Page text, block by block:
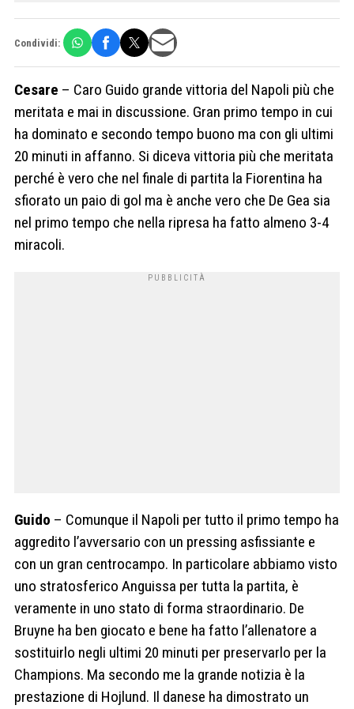
Condividi:
Cesare – Caro Guido grande vittoria del Napoli più che
meritata e mai in discussione. Gran primo tempo in cui
ha dominato e secondo tempo buono ma con gli ultimi
20 minuti in affanno. Si diceva vittoria più che meritata
perché è vero che nel finale di partita la Fiorentina ha
sfiorato un paio di gol ma è anche vero che De Gea sia
nel primo tempo che nella ripresa ha fatto almeno 3-4
miracoli.
Guido – Comunque il Napoli per tutto il primo tempo ha
aggredito l’avversario con un pressing asfissiante e
con un gran centrocampo. In particolare abbiamo visto
uno stratosferico Anguissa per tutta la partita, è
veramente in uno stato di forma straordinario. De
Bruyne ha ben giocato e bene ha fatto l’allenatore a
sostituirlo negli ultimi 20 minuti per preservarlo per la
Champions. Ma secondo me la grande notizia è la
prestazione di Hojlund. Il danese ha dimostrato un